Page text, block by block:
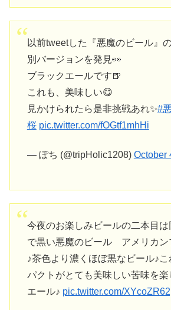
以前tweetした『悪魔のビール』
別バージョンを発見👀
ブラックエールです🍺
これも、美味しい😋
見かけられたら是非挑戦あれ✨#
桜 pic.twitter.com/fOGtf1mhHi
— ぽち (@tripHolic1208) October
今夜のお楽しみビールの二本目
で黒い悪魔のビール アメリカン
♪茶色より濃くほぼ黒なビール♪
パクトがとても美味しい苦味を
エール♪ pic.twitter.com/